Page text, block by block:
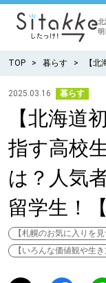
北
明
CATEGORY カテ
食べる
出かける
暮らす
TOP 暮らす 【
2025.03.16 暮らす
【北海道
指す高校
は？人気
留学生！
【札幌のお気に入りを見
【いろんな価値観や生